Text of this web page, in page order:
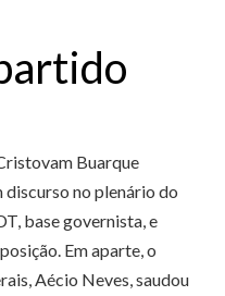
Buarque
no plenário do
base governista, e
Em aparte, o
Aécio Neves, saudou